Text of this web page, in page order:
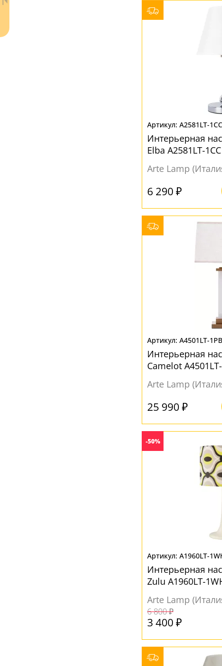
- бесплатно по России
A2581LT-1CC
Интерьерная
Elba A2581LT-
Arte Lamp
6 290 ₽
A4501LT-1PB
Интерьерная
Camelot
Arte Lamp
25 990 ₽
-50%
A1960LT-
Интерьерная
Zulu A1960LT-
Arte Lamp
6 800 ₽
3 400 ₽